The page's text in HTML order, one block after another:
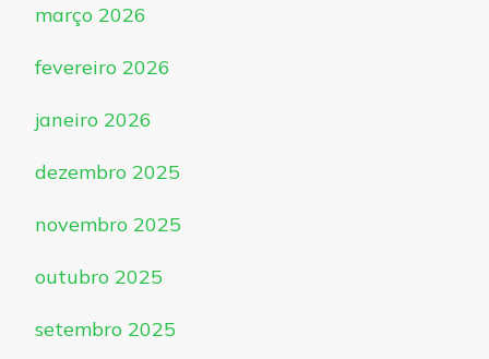
março 2026
fevereiro 2026
janeiro 2026
dezembro 2025
novembro 2025
outubro 2025
setembro 2025